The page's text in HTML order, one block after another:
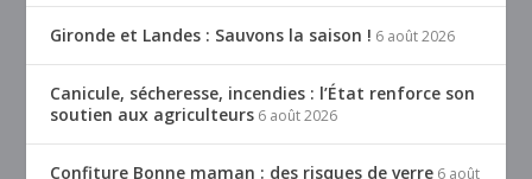
Gironde et Landes : Sauvons la saison ! 6 août 2026
Canicule, sécheresse, incendies : l’État renforce son
soutien aux agriculteurs 6 août 2026
Confiture Bonne maman : des risques de verre 6 août